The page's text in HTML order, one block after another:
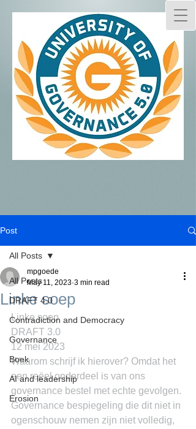
Post
All Posts
DRAFT 4.0
Contradiction and Democracy
Governance
Boek
AI and leadership
Erosion
All Posts
Linke soep
mpgoede
May 11, 2023 3 min read
Linke soep
DRAFT 3.0
12 mei 2023
Waarom schrijf ik hierover? Omdat het
een reëel onderdeel is van ons
governance bestel met echte gevolgen.
Governance bespiegeling die dit niet in
ogenschouw nemen zijn niet volledig,